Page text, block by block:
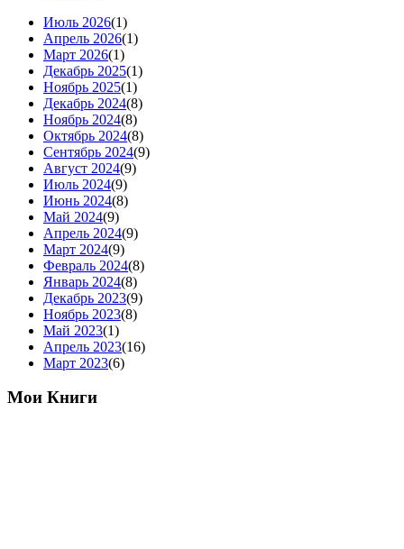
Июль 2026(1)
Апрель 2026(1)
Март 2026(1)
Декабрь 2025(1)
Ноябрь 2025(1)
Декабрь 2024(8)
Ноябрь 2024(8)
Октябрь 2024(8)
Сентябрь 2024(9)
Август 2024(9)
Июль 2024(9)
Июнь 2024(8)
Май 2024(9)
Апрель 2024(9)
Март 2024(9)
Февраль 2024(8)
Январь 2024(8)
Декабрь 2023(9)
Ноябрь 2023(8)
Май 2023(1)
Апрель 2023(16)
Март 2023(6)
Мои Книги